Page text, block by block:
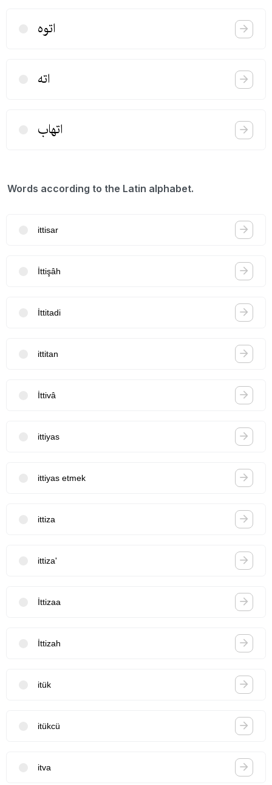
اتوه
اته
اتهاب
Words according to the Latin alphabet.
ittisar
İttişâh
İttitadi
ittitan
İttivâ
ittiyas
ittiyas etmek
ittiza
ittiza'
İttizaa
İttizah
itük
itükcü
itva